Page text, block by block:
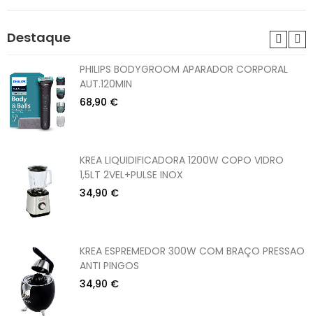
Destaque
PHILIPS BODYGROOM APARADOR CORPORAL
AUT.120MIN
68,90 €
KREA LIQUIDIFICADORA 1200W COPO VIDRO
1,5LT 2VEL+PULSE INOX
34,90 €
KREA ESPREMEDOR 300W COM BRAÇO PRESSAO
ANTI PINGOS
34,90 €